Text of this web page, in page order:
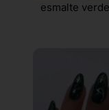
esmalte